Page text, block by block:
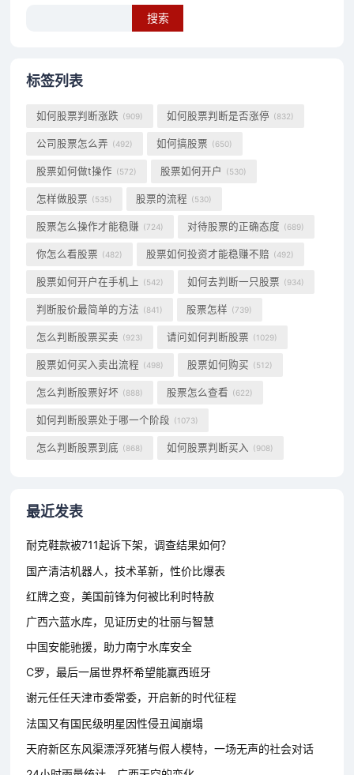
标签列表
如何股票判断涨跌 (909) 如何股票判断是否涨停 (832)
公司股票怎么弄 (492) 如何搞股票 (650)
股票如何做t操作 (572) 股票如何开户 (530)
怎样做股票 (535) 股票的流程 (530)
股票怎么操作才能稳赚 (724) 对待股票的正确态度 (689)
你怎么看股票 (482) 股票如何投资才能稳赚不赔 (492)
股票如何开户在手机上 (542) 如何去判断一只股票 (934)
判断股价最简单的方法 (841) 股票怎样 (739)
怎么判断股票买卖 (923) 请问如何判断股票 (1029)
股票如何买入卖出流程 (498) 股票如何购买 (512)
怎么判断股票好坏 (888) 股票怎么查看 (622)
如何判断股票处于哪一个阶段 (1073)
怎么判断股票到底 (868) 如何股票判断买入 (908)
最近发表
耐克鞋款被711起诉下架，调查结果如何？
国产清洁机器人，技术革新，性价比爆表
红牌之变，美国前锋为何被比利时特赦
广西六蓝水库，见证历史的壮丽与智慧
中国安能驰援，助力南宁水库安全
C罗，最后一届世界杯希望能赢西班牙
谢元任任天津市委常委，开启新的时代征程
法国又有国民级明星因性侵丑闻崩塌
天府新区东风渠漂浮死猪与假人模特，一场无声的社会对话